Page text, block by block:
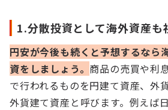
1.分散投資として海外資産も
円安が今後も続くと予想するなら
資をしましょう。 商品の売買や利
で行われるものを円建て資産、外
外貨建て資産と呼びます。例えば